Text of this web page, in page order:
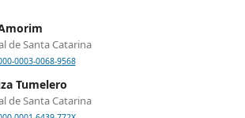
de Santa Catarina
0003-0068-9568
Tumelero
de Santa Catarina